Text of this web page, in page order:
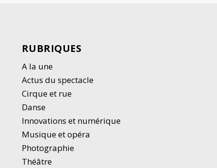
RUBRIQUES
A la une
Actus du spectacle
Cirque et rue
Danse
Innovations et numérique
Musique et opéra
Photographie
Théâtre